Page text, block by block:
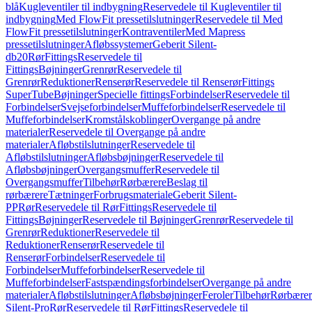
blåKugleventiler til indbygningReservedele til Kugleventiler til
indbygningMed FlowFit pressetilslutningerReservedele til Med
FlowFit pressetilslutningerKontraventilerMed Mapress
pressetilslutningerAfløbssystemerGeberit Silent-
db20RørFittingsReservedele til
FittingsBøjningerGrenrørReservedele til
GrenrørReduktionerRenserørReservedele til RenserørFittings
SuperTubeBøjningerSpecielle fittingsForbindelserReservedele til
ForbindelserSvejseforbindelserMuffeforbindelserReservedele til
MuffeforbindelserKromstålskoblingerOvergange på andre
materialerReservedele til Overgange på andre
materialerAfløbstilslutningerReservedele til
AfløbstilslutningerAfløbsbøjningerReservedele til
AfløbsbøjningerOvergangsmufferReservedele til
OvergangsmufferTilbehørRørbærereBeslag til
rørbærereTætningerForbrugsmaterialeGeberit Silent-
PPRørReservedele til RørFittingsReservedele til
FittingsBøjningerReservedele til BøjningerGrenrørReservedele til
GrenrørReduktionerReservedele til
ReduktionerRenserørReservedele til
RenserørForbindelserReservedele til
ForbindelserMuffeforbindelserReservedele til
MuffeforbindelserFastspændingsforbindelserOvergange på andre
materialerAfløbstilslutningerAfløbsbøjningerFerolerTilbehør
Silent-ProRørReservedele til RørFittingsReservedele til